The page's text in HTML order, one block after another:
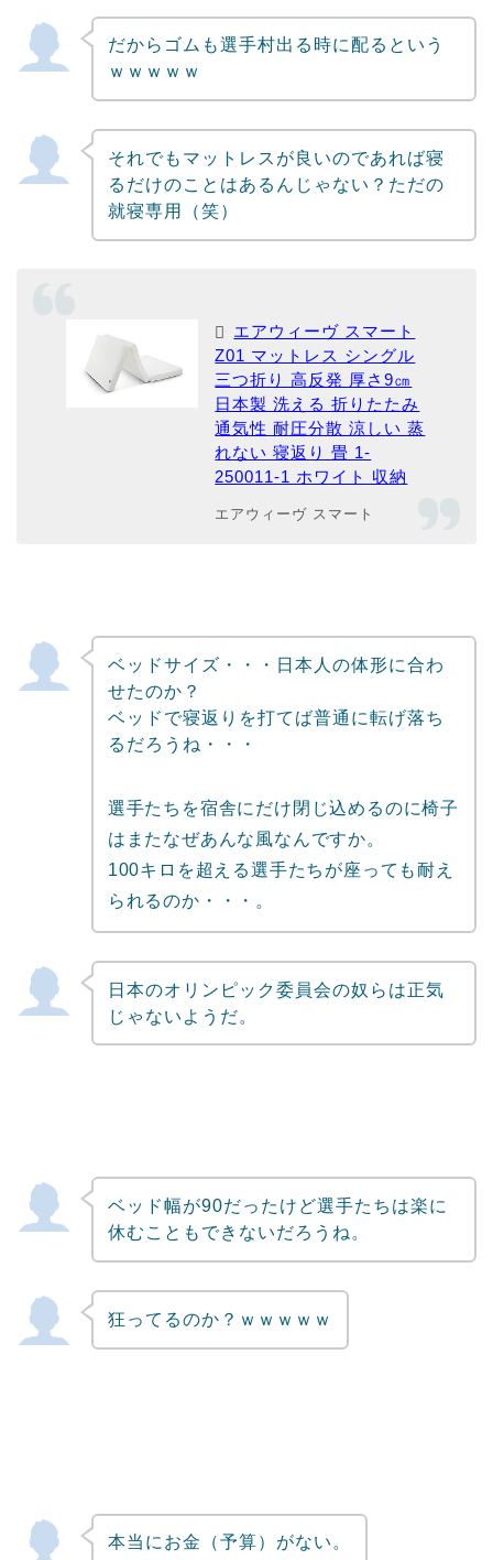
だからゴムも選手村出る時に配るという
ｗｗｗｗｗ
それでもマットレスが良いのであれば寝
るだけのことはあるんじゃない？ただの
就寝専用（笑）
エアウィーヴ スマート
Z01 マットレス シングル
三つ折り 高反発 厚さ9㎝
日本製 洗える 折りたたみ
通気性 耐圧分散 涼しい 蒸
れない 寝返り 畳 1-
250011-1 ホワイト 収納
エアウィーヴ スマート
ベッドサイズ・・・日本人の体形に合わ
せたのか？
ベッドで寝返りを打てば普通に転げ落ち
るだろうね・・・
選手たちを宿舎にだけ閉じ込めるのに椅子
はまたなぜあんな風なんですか。
100キロを超える選手たちが座っても耐え
られるのか・・・。
日本のオリンピック委員会の奴らは正気
じゃないようだ。
ベッド幅が90だったけど選手たちは楽に
休むこともできないだろうね。
狂ってるのか？ｗｗｗｗｗ
本当にお金（予算）がない。